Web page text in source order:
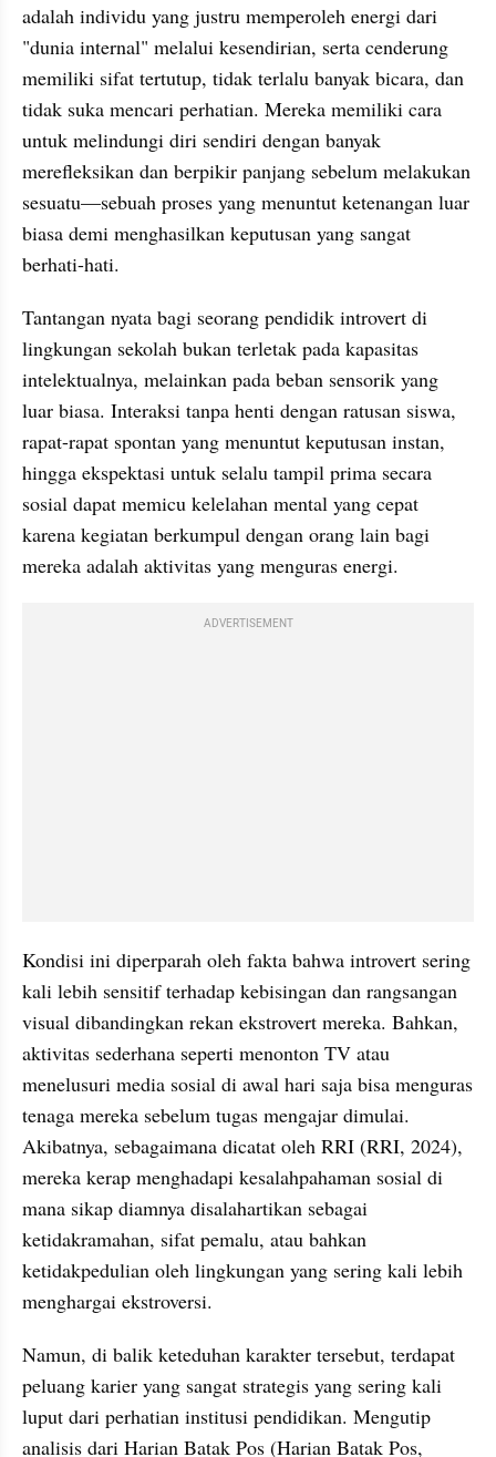
adalah individu yang justru memperoleh energi dari
"dunia internal" melalui kesendirian, serta cenderung
memiliki sifat tertutup, tidak terlalu banyak bicara, dan
tidak suka mencari perhatian. Mereka memiliki cara
untuk melindungi diri sendiri dengan banyak
merefleksikan dan berpikir panjang sebelum melakukan
sesuatu—sebuah proses yang menuntut ketenangan luar
biasa demi menghasilkan keputusan yang sangat
berhati-hati.
Tantangan nyata bagi seorang pendidik introvert di
lingkungan sekolah bukan terletak pada kapasitas
intelektualnya, melainkan pada beban sensorik yang
luar biasa. Interaksi tanpa henti dengan ratusan siswa,
rapat-rapat spontan yang menuntut keputusan instan,
hingga ekspektasi untuk selalu tampil prima secara
sosial dapat memicu kelelahan mental yang cepat
karena kegiatan berkumpul dengan orang lain bagi
mereka adalah aktivitas yang menguras energi.
ADVERTISEMENT
Kondisi ini diperparah oleh fakta bahwa introvert sering
kali lebih sensitif terhadap kebisingan dan rangsangan
visual dibandingkan rekan ekstrovert mereka. Bahkan,
aktivitas sederhana seperti menonton TV atau
menelusuri media sosial di awal hari saja bisa menguras
tenaga mereka sebelum tugas mengajar dimulai.
Akibatnya, sebagaimana dicatat oleh RRI (RRI, 2024),
mereka kerap menghadapi kesalahpahaman sosial di
mana sikap diamnya disalahartikan sebagai
ketidakramahan, sifat pemalu, atau bahkan
ketidakpedulian oleh lingkungan yang sering kali lebih
menghargai ekstroversi.
Namun, di balik keteduhan karakter tersebut, terdapat
peluang karier yang sangat strategis yang sering kali
luput dari perhatian institusi pendidikan. Mengutip
analisis dari Harian Batak Pos (Harian Batak Pos,